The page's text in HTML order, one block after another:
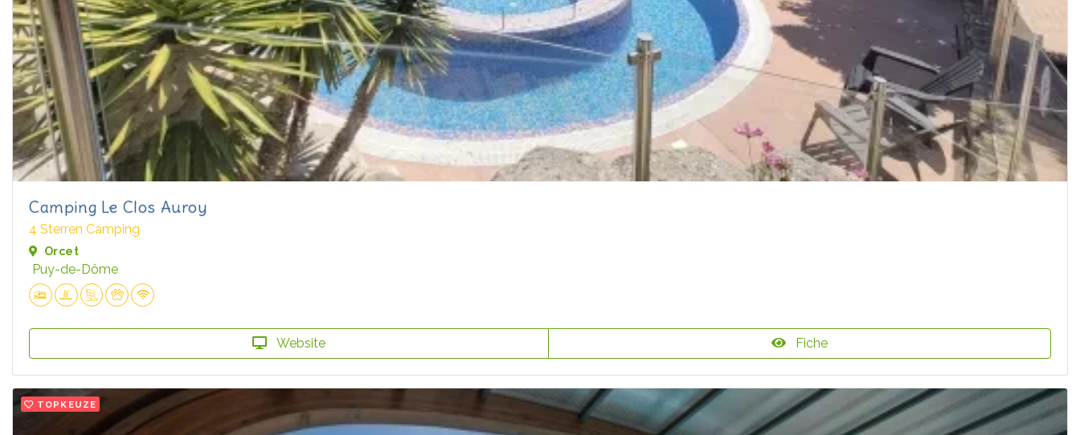
Camping Le Clos Auroy
4 Sterren Camping
Orcet
Puy-de-Dôme
Website Fiche
TOPKEUZE